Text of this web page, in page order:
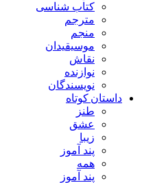
کتاب شناسی
مترجم
منجم
موسیقیدان
نقاش
نوازنده
نویسندگان
داستان کوتاه
طنز
عشق
زیبا
پند آموز
همه
پند آموز